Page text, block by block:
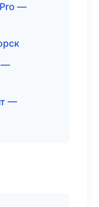
—
—
—